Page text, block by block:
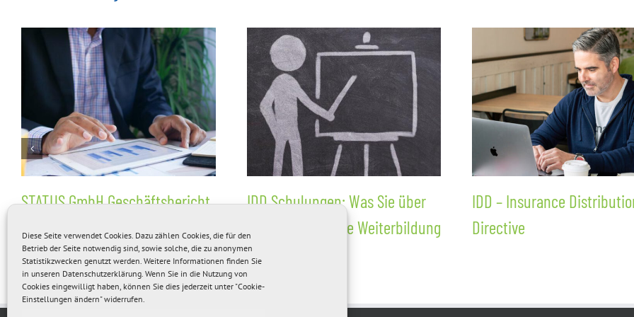
Diese Seite verwendet Cookies. Dazu zählen Cookies, die für den
Betrieb der Seite notwendig sind, sowie solche, die zu anonymen
Statistikzwecken genutzt werden. Weitere Informationen finden Sie
in unseren Datenschutzerklärung. Wenn Sie in die Nutzung von
Cookies eingewilligt haben, können Sie dies jederzeit unter "Cookie-
Einstellungen ändern" widerrufen.
STATUS GmbH Geschäftsbericht
2022
IDD Schulungen: Was Sie über
die obligatorische Weiterbildung
wissen müssen
IDD – Insurance
Directive